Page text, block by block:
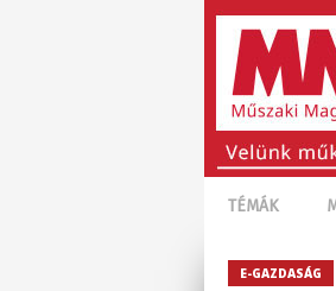
TÉMÁK
E-GAZDASÁG